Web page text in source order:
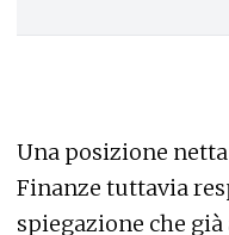
Una posizione netta
Finanze tuttavia
spiegazione che